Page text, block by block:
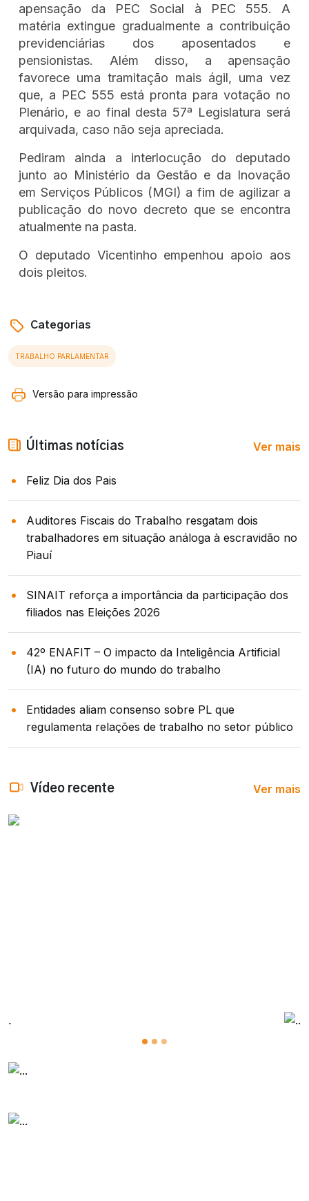
apensação da PEC Social à PEC 555. A
matéria extingue gradualmente a contribuição
previdenciárias dos aposentados e
pensionistas. Além disso, a apensação
favorece uma tramitação mais ágil, uma vez
que, a PEC 555 está pronta para votação no
Plenário, e ao final desta 57ª Legislatura será
arquivada, caso não seja apreciada.
Pediram ainda a interlocução do deputado
junto ao Ministério da Gestão e da Inovação
em Serviços Públicos (MGI) a fim de agilizar a
publicação do novo decreto que se encontra
atualmente na pasta.
O deputado Vicentinho empenhou apoio aos
dois pleitos.
Categorias
TRABALHO PARLAMENTAR
Versão para impressão
Últimas notícias Ver mais
Feliz Dia dos Pais
Auditores Fiscais do Trabalho resgatam dois
trabalhadores em situação análoga à escravidão no
Piauí
SINAIT reforça a importância da participação dos
filiados nas Eleições 2026
42º ENAFIT – O impacto da Inteligência Artificial
(IA) no futuro do mundo do trabalho
Entidades aliam consenso sobre PL que
regulamenta relações de trabalho no setor público
Vídeo recente Ver mais